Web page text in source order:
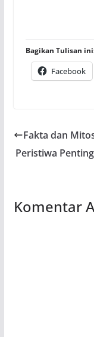
Bagikan Tulisan
Facebook
Fakta dan
Peristiwa
Komentar